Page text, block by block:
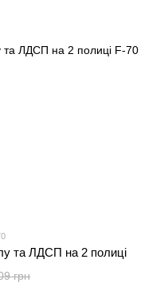
та ЛДСП на 2 полиці
грн